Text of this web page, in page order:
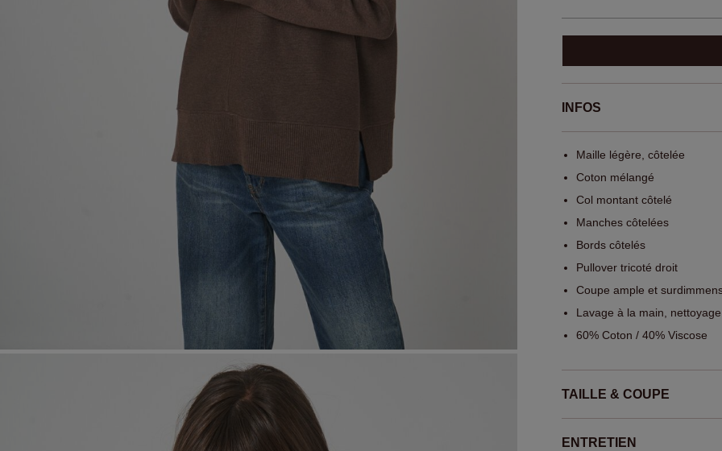
INFOS
Maille légère, côtelée
Coton mélangé
Col montant côtelé
Manches côtelées
Bords côtelés
Pullover tricoté droit
Coupe ample et
Lavage à la main,
60% Coton / 40% Viscose
TAILLE & COUPE
ENTRETIEN